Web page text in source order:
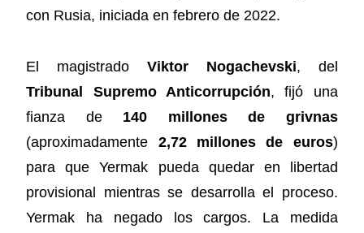
con Rusia, iniciada en febrero de 2022.
El magistrado Viktor Nogachevski, del
Tribunal Supremo Anticorrupción, fijó una
fianza de 140 millones de grivnas
(aproximadamente 2,72 millones de euros)
para que Yermak pueda quedar en libertad
provisional mientras se desarrolla el proceso.
Yermak ha negado los cargos. La medida